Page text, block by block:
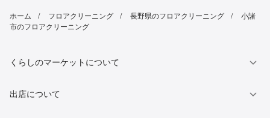
ホーム フロアクリーニング 長野県のフロアクリーニング
小諸
市のフロアクリーニング
くらしのマーケットについて
出店について